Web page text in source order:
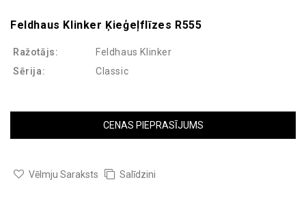
Feldhaus Klinker Ķieģeļflīzes R555
Ražotājs:
Feldhaus Klinker
Sērija:
Classic
CENAS PIEPRASĪJUMS
Vēlmju Saraksts Salīdzini